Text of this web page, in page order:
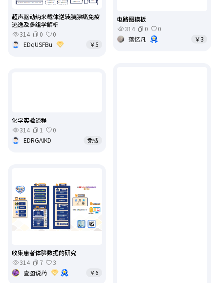
超声驱动纳米载体逆转胰腺癌免疫
逃逸及多组学解析
314
0
0
EDqUSFBu
￥5
电路图模板
314
0
0
落忆凡
￥3
化学实验流程
314
1
0
EDRGAIKD
免费
收集患者体验数据的研究
314
7
3
壹图说药
￥6